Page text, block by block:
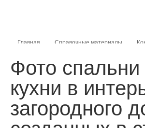
Главная Справочные материалы
Карта сайта
Фото спальни
кухни в
загородного